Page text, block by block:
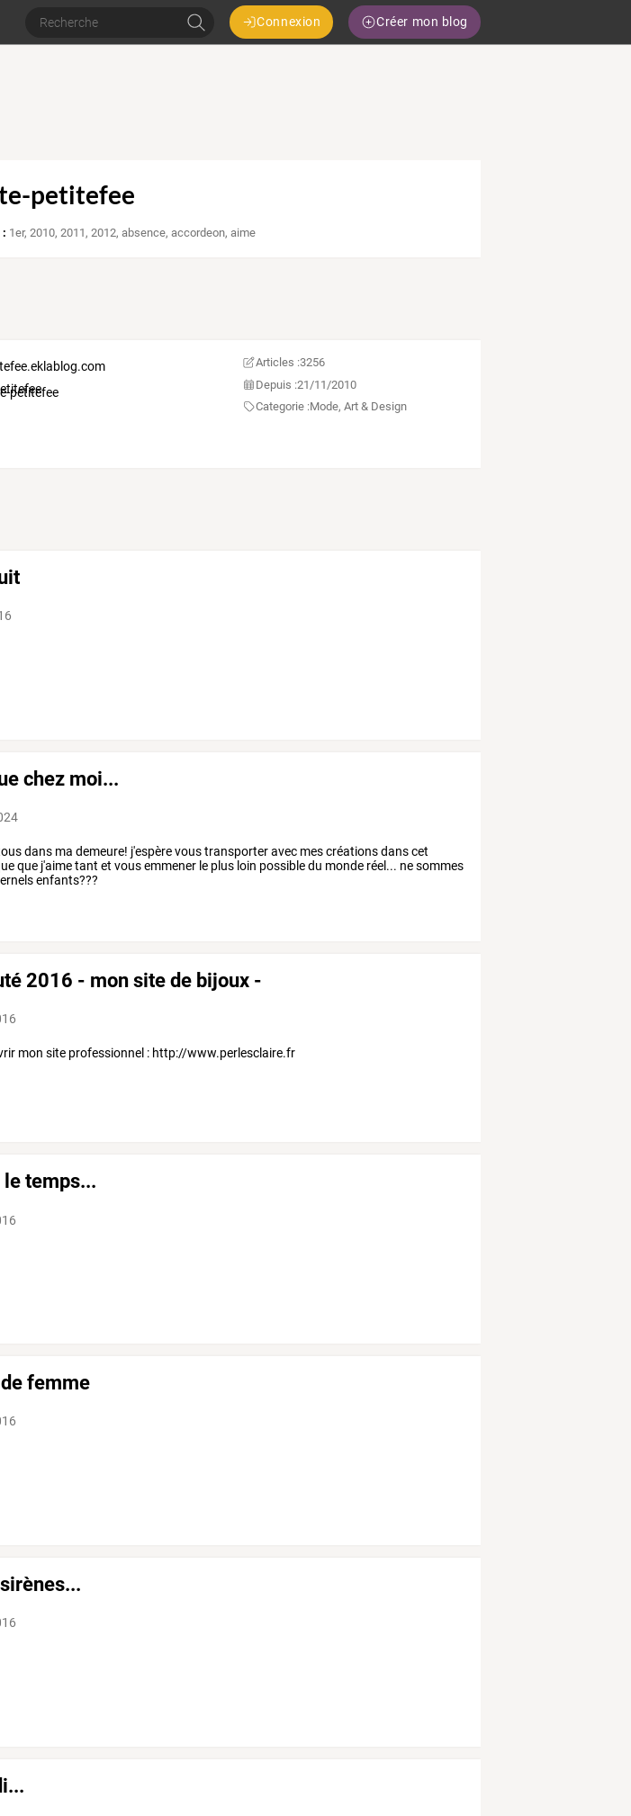
Connexion Créer mon blog
petitefee
: 1er,2010,2011,2012,absence,accordeon,aime
petitefee
Articles :3256
Depuis :21/11/2010
Categorie :Mode, Art & Design
chez moi...
dans ma demeure! j'espère vous transporter avec mes créations dans cet
que j'aime tant et vous emmener le plus loin possible du monde réel... ne sommes
enfants???
2016 - mon site de bijoux -
mon site professionnel : http://www.perlesclaire.fr
le temps...
femme